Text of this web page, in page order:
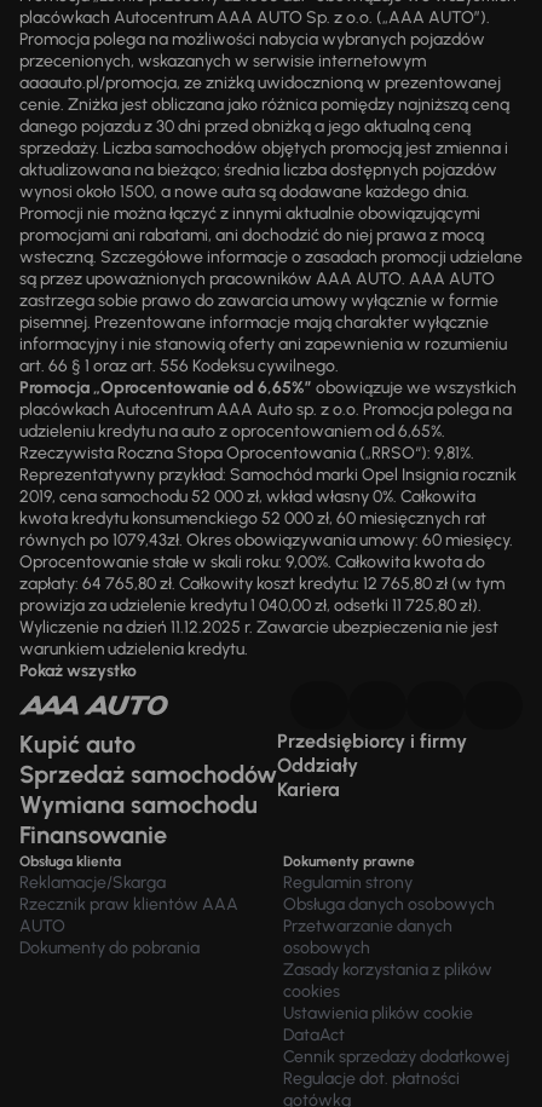
placówkach Autocentrum AAA AUTO Sp. z o.o. („AAA AUTO”).
Promocja polega na możliwości nabycia wybranych pojazdów
przecenionych, wskazanych w serwisie internetowym
aaaauto.pl/promocja, ze zniżką uwidocznioną w prezentowanej
cenie. Zniżka jest obliczana jako różnica pomiędzy najniższą ceną
danego pojazdu z 30 dni przed obniżką a jego aktualną ceną
sprzedaży. Liczba samochodów objętych promocją jest zmienna i
aktualizowana na bieżąco; średnia liczba dostępnych pojazdów
wynosi około 1500, a nowe auta są dodawane każdego dnia.
Promocji nie można łączyć z innymi aktualnie obowiązującymi
promocjami ani rabatami, ani dochodzić do niej prawa z mocą
wsteczną. Szczegółowe informacje o zasadach promocji udzielane
są przez upoważnionych pracowników AAA AUTO. AAA AUTO
zastrzega sobie prawo do zawarcia umowy wyłącznie w formie
pisemnej. Prezentowane informacje mają charakter wyłącznie
informacyjny i nie stanowią oferty ani zapewnienia w rozumieniu
art. 66 § 1 oraz art. 556 Kodeksu cywilnego.
Promocja „Oprocentowanie od 6,65%” obowiązuje we wszystkich
placówkach Autocentrum AAA Auto sp. z o.o. Promocja polega na
udzieleniu kredytu na auto z oprocentowaniem od 6,65%.
Rzeczywista Roczna Stopa Oprocentowania („RRSO“): 9,81%.
Reprezentatywny przykład: Samochód marki Opel Insignia rocznik
2019, cena samochodu 52 000 zł, wkład własny 0%. Całkowita
kwota kredytu konsumenckiego 52 000 zł, 60 miesięcznych rat
równych po 1079,43zł. Okres obowiązywania umowy: 60 miesięcy.
Oprocentowanie stałe w skali roku: 9,00%. Całkowita kwota do
zapłaty: 64 765,80 zł. Całkowity koszt kredytu: 12 765,80 zł (w tym
prowizja za udzielenie kredytu 1 040,00 zł, odsetki 11 725,80 zł).
Wyliczenie na dzień 11.12.2025 r. Zawarcie ubezpieczenia nie jest
warunkiem udzielenia kredytu.
Pokaż wszystko
Kupić auto
Sprzedaż samochodów
Wymiana samochodu
Finansowanie
Przedsiębiorcy i firmy
Oddziały
Kariera
Obsługa klienta
Reklamacje/Skarga
Rzecznik praw klientów AAA
AUTO
Dokumenty do pobrania
Dokumenty prawne
Regulamin strony
Obsługa danych osobowych
Przetwarzanie danych
osobowych
Zasady korzystania z plików
cookies
Ustawienia plików cookie
DataAct
Cennik sprzedaży dodatkowej
Regulacje dot. płatności
gotówką